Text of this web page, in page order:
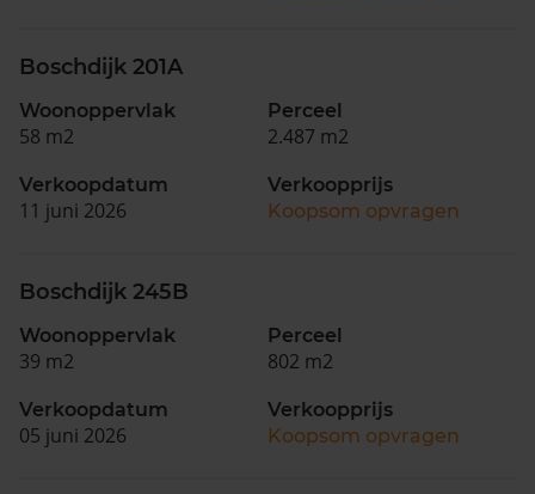
Boschdijk 201A
Woonoppervlak
58 m2
Perceel
2.487 m2
Verkoopdatum
11 juni 2026
Verkoopprijs
Koopsom opvragen
Boschdijk 245B
Woonoppervlak
39 m2
Perceel
802 m2
Verkoopdatum
05 juni 2026
Verkoopprijs
Koopsom opvragen